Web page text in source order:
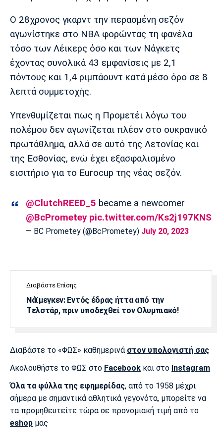
Πολιτισμός
Τραγούδια
Cine Spot
Running
Παρασκήνιο
Πρόγραμμα TV
Κηφισιά Πανσερραϊκός
Μπαρτσελόνα
Ρεάλ
Μαδρίτης
Ατλέτικο
Μαδρίτης
Μάντσεστερ
Γιουνάιτεντ
Άρσεναλ
Σίτι
Ίντερ
Ντόρτμουντ
Ζερμέν
Μονακό
Ερυθρός
Αστέρας
Τότεναμ
Ο 28χρονος γκαρντ την περασμένη σεζόν
αγωνίστηκε στο NBA φορώντας τη φανέλα
τόσο των Λέικερς όσο και των Νάγκετς
έχοντας συνολικά 43 εμφανίσεις με 2,1
πόντους και 1,4 ριμπάουντ κατά μέσο όρο σε 8
λεπτά συμμετοχής.
Υπενθυμίζεται πως η Προμετέι λόγω του
πολέμου δεν αγωνίζεται πλέον στο ουκρανικό
πρωτάθλημα, αλλά σε αυτό της Λετονίας και
της Εσθονίας, ενώ έχει εξασφαλισμένο
εισιτήριο για το Eurocup της νέας σεζόν.
@ClutchREED_5 became a newcomer
@BcPrometey pic.twitter.com/Ks2j197KNS
— BC Prometey (@BcPrometey) July 20, 2023
Διαβάστε Επίσης
Νάϊμεγκεν: Εντός έδρας ήττα από την
Tελστάρ, πριν υποδεχθεί τον Ολυμπιακό!
Διαβάστε το «ΦΩΣ» καθημερινά στον υπολογιστή σας
Ακολουθήστε το ΦΩΣ στο Facebook και στο Instagram
Όλα τα φύλλα της εφημερίδας, από το 1958 μέχρι
σήμερα με σημαντικά αθλητικά γεγονότα, μπορείτε να
τα προμηθευτείτε τώρα σε προνομιακή τιμή από το
eshop μας